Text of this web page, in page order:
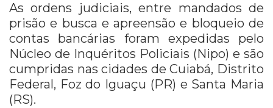
As ordens judiciais, entre mandados de
prisão e busca e apreensão e bloqueio de
contas bancárias foram expedidas pelo
Núcleo de Inquéritos Policiais (Nipo) e são
cumpridas nas cidades de Cuiabá, Distrito
Federal, Foz do Iguaçu (PR) e Santa Maria
(RS).